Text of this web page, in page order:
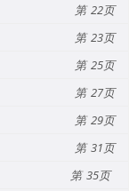
22
23
25
27
29
31
35